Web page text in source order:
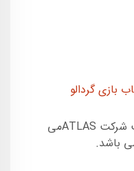
بازی گردالو
مورد نظر ساخت شرکت ATLASمی
باشد.